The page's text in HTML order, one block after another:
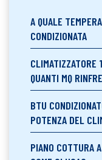
A QUALE
CONDIZIONATA
QUANTI MQ
BTU
POTENZA DEL
PIANO COTTURA